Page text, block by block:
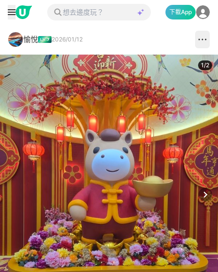
下載App
愉悅 2026/01/12
1/2